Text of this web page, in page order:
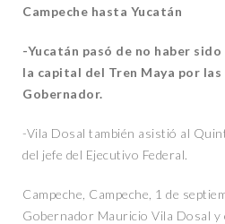
Campeche hasta Yucatán
-Yucatán pasó de no haber
la capital del Tren Maya por
Gobernador.
-Vila Dosal también asistió al
del jefe del Ejecutivo Federal.
Campeche, Campeche, 1 de
Gobernador Mauricio Vila Dosal y